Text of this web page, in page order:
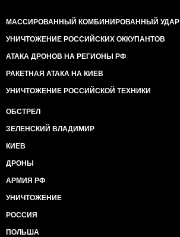
МАССИРОВАННЫЙ КОМБИНИРОВАННЫЙ УДАР
УНИЧТОЖЕНИЕ РОССИЙСКИХ ОККУПАНТОВ
АТАКА ДРОНОВ НА РЕГИОНЫ РФ
РАКЕТНАЯ АТАКА НА КИЕВ
УНИЧТОЖЕНИЕ РОССИЙСКОЙ ТЕХНИКИ
ОБСТРЕЛ
ЗЕЛЕНСКИЙ ВЛАДИМИР
КИЕВ
ДРОНЫ
АРМИЯ РФ
УНИЧТОЖЕНИЕ
РОССИЯ
ПОЛЬША